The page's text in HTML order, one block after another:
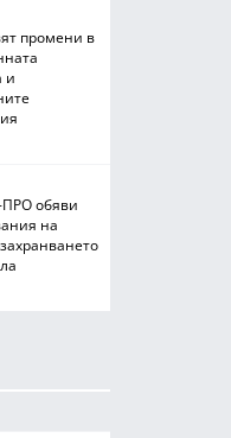
промени в
и
обяви
на